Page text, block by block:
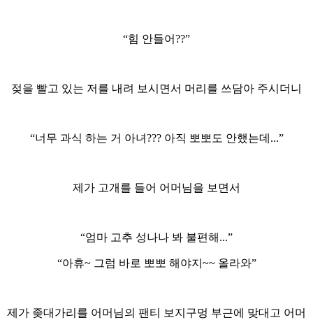
“힘 안들어??”
젖을 빨고 있는 저를 내려 보시면서 머리를 쓰담아 주시더니
“너무 과식 하는 거 아녀??? 아직 뽀뽀도 안했는데...”
제가 고개를 들어 어머님을 보면서
“엄마 고추 성나나 봐 불편해...”
“아휴~ 그럼 바로 뽀뽀 해야지~~ 올라와”
제가 좆대가리를 어머님의 팬티 보지구멍 부근에 맞대고 어머